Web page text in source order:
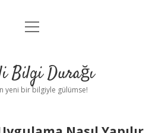
Anasayfa
Yasal Uyarı
menüyü
Bilgi Durağı
yeni bir bilgiyle gülümse!